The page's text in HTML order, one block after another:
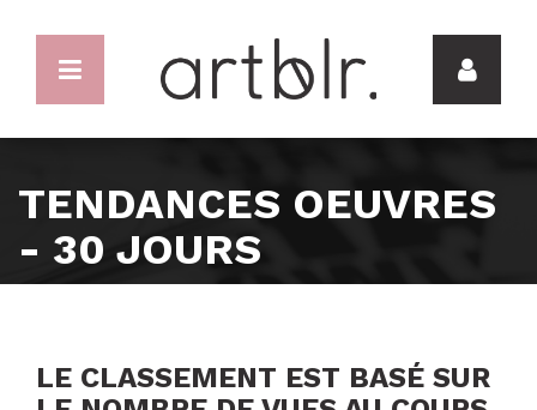
TENDANCES OEUVRES
- 30 JOURS
LE CLASSEMENT EST BASÉ SUR